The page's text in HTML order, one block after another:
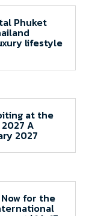
Phuket
lifestyle
at the
A
2027
Now for the